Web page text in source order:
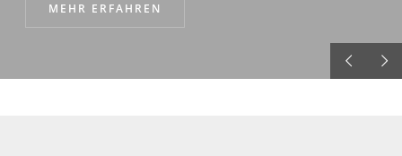
MEHR ERFAHREN